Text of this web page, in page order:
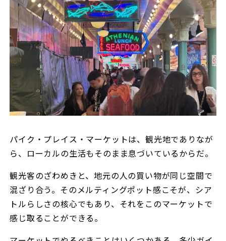
パイク・プレイス・マーケットは、観光地でありなが
ら、ローカルの生活もそのまま息づいているからだ。
観光客のざわめきと、地元の人の買い物が同じ空間で
混ざり合う。そのメルティングポット感こそが、シア
トルらしさの核心でもあり、それをこのマーケットで
感じ取ることができる。